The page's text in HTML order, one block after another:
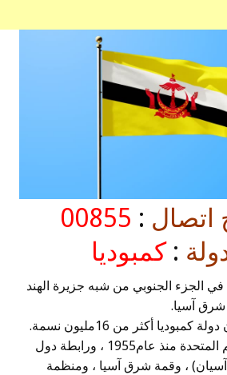
اتصال :
00855
: كمبوديا
في الجزء الجنوبي من شبه جزيرة الهند
آسيا.
أكثر من 16مليون نسمة.
تُعدُّ عضوًا في الأمم المتحدة منذ عام1955 ، ورابطة دول
، وقمة شرق آسيا ، ومنظمة